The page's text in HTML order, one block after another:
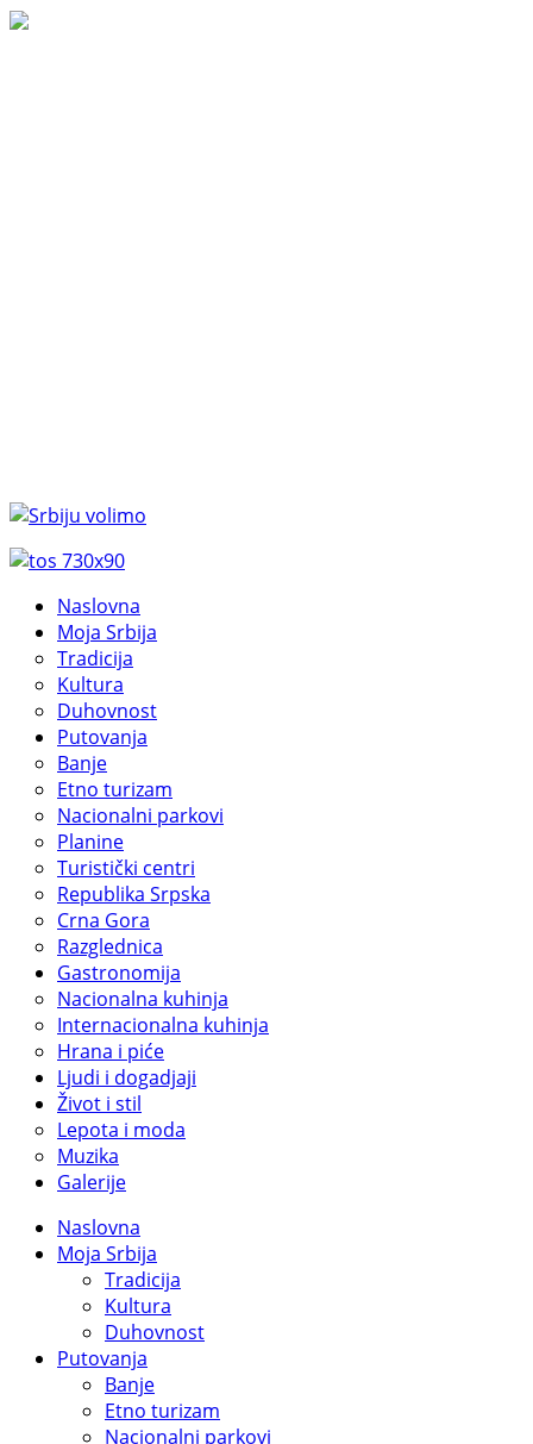
Naslovna
Moja Srbija
Tradicija
Kultura
Duhovnost
Putovanja
Banje
Etno turizam
Nacionalni parkovi
Planine
Turistički centri
Republika Srpska
Crna Gora
Razglednica
Gastronomija
Nacionalna kuhinja
Internacionalna kuhinja
Hrana i piće
Ljudi i dogadjaji
Život i stil
Lepota i moda
Muzika
Galerije
Naslovna
Moja Srbija
Tradicija
Kultura
Duhovnost
Putovanja
Banje
Etno turizam
Nacionalni parkovi